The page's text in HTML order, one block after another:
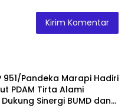
951/Pandeka Marapi Hadiri
PDAM Tirta Alami
Sinergi BUMD dan